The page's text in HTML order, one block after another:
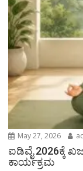
May 27, 2026
ಐಡಿವೈ 2026ಕ್ಕೆ
ಕಾರ್ಯಕ್ರಮ